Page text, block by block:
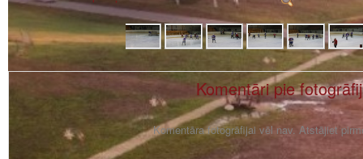
Komentāri pie
Komentāra fotogrāfijai vēl nav. Atstājiet